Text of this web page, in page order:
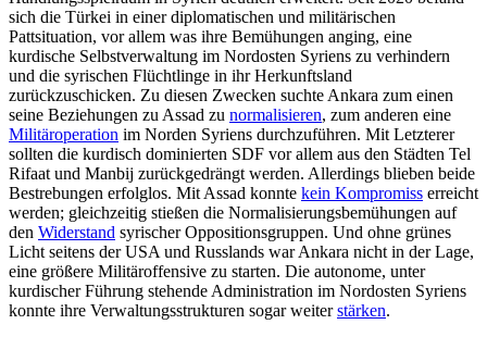
sich die Türkei in einer diplomatischen und militärischen
Pattsituation, vor allem was ihre Bemühungen anging, eine
kurdische Selbstverwaltung im Nordosten Syriens zu verhindern
und die syrischen Flüchtlinge in ihr Herkunftsland
zurückzuschicken. Zu diesen Zwecken suchte Ankara zum einen
seine Beziehungen zu Assad zu normalisieren, zum anderen eine
Militäroperation im Norden Syriens durchzuführen. Mit Letzte­rer
sollten die kurdisch dominierten SDF vor allem aus den Städten Tel
Rifaat und Manbij zurückgedrängt werden. Allerdings blieben beide
Bestrebungen erfolglos. Mit Assad konnte kein Kompromiss erreicht
werden; gleichzeitig stießen die Normalisierungsbemühungen auf
den Widerstand syrischer Oppositionsgruppen. Und ohne grünes
Licht seitens der USA und Russlands war Ankara nicht in der Lage,
eine größere Militäroffensive zu starten. Die autonome, unter
kurdischer Führung stehende Admi­nistration im Nordosten Syriens
konnte ihre Verwaltungsstrukturen sogar weiterstärken.